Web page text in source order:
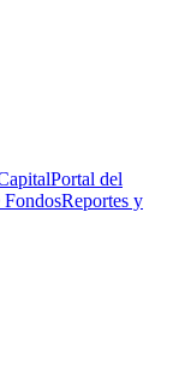
Portal del
Reportes y